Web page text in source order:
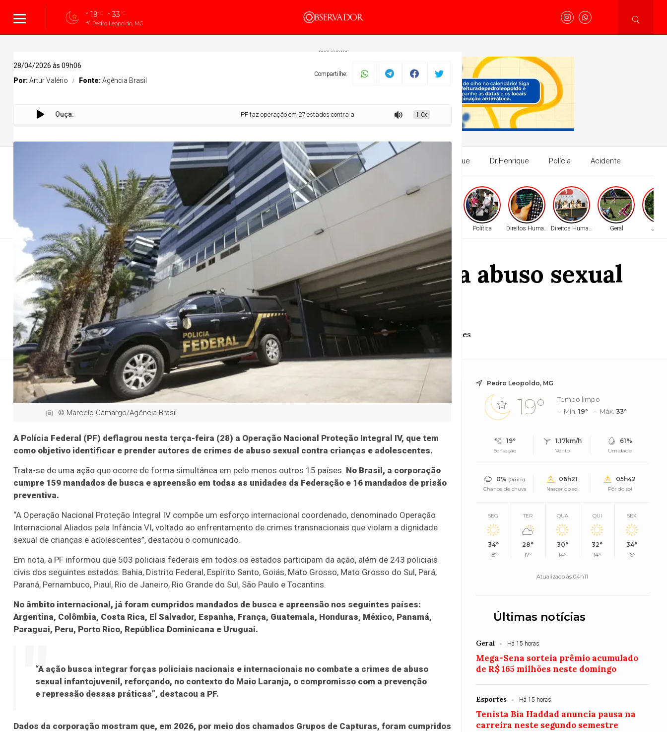
19°C 33°C
Pedro Leopoldo, MG
PUBLICIDADE
Cidades Entretenimento Tecnologia Economia Dom Walmor Dr.Henrique Dr.Henrique Polícia Acidente
Geral Esportes Saúde Geral Justiça Direitos Humanos Coluna MG Saúde Política Direitos HumanosDireitos Humanos Geral
PF faz operação em 27 estados contra abuso sexual
infantojuvenil
Ação integra investigação internacional que ocorre em outros 15 países
28/04/2026 às 09h06
Por:Artur Valério Fonte:Agência Brasil
Compartilhe:
Ouça: PF faz operação em 27 estados contra abuso sexual infantojuvenil 1.0x
© Marcelo Camargo/Agência Brasil
A Polícia Federal (PF) deflagrou nesta terça-feira (28) a Operação Nacional Proteção Integral IV, que tem
como objetivo identificar e prender autores de crimes de abuso sexual contra crianças e adolescentes.
Trata-se de uma ação que ocorre de forma simultânea em pelo menos outros 15 países. No Brasil, a corporação
cumpre 159 mandados de busca e apreensão em todas as unidades da Federação e 16 mandados de prisão
preventiva.
“A Operação Nacional Proteção Integral IV compõe um esforço internacional coordenado, denominado Operação
Internacional Aliados pela Infância VI, voltado ao enfrentamento de crimes transnacionais que violam a dignidade
sexual de crianças e adolescentes”, destacou o comunicado.
Em nota, a PF informou que 503 policiais federais em todos os estados participam da ação, além de 243 policiais
civis dos seguintes estados: Bahia, Distrito Federal, Espírito Santo, Goiás, Mato Grosso, Mato Grosso do Sul, Pará,
Paraná, Pernambuco, Piauí, Rio de Janeiro, Rio Grande do Sul, São Paulo e Tocantins.
No âmbito internacional, já foram cumpridos mandados de busca e apreensão nos seguintes países:
Argentina, Colômbia, Costa Rica, El Salvador, Espanha, França, Guatemala, Honduras, México, Panamá,
Paraguai, Peru, Porto Rico, República Dominicana e Uruguai.
“A ação busca integrar forças policiais nacionais e internacionais no combate a crimes de abuso
sexual infantojuvenil, reforçando, no contexto do Maio Laranja, o compromisso com a prevenção
e repressão dessas práticas”, destacou a PF.
Dados da corporação mostram que, em 2026, por meio dos chamados Grupos de Capturas, foram cumpridos
Pedro Leopoldo, MG
19°
Tempo limpo
Mín.19° Máx.33°
19°
Sensação
1.17km/h
Vento
61%
Umidade
0% (0mm)
Chance de chuva
06h21
Nascer do sol
05h42
Pôr do sol
SEG
34°
18°
TER
28°
17°
QUA
30°
14°
QUI
32°
14°
SEX
34°
16°
Atualizado às 04h11
Últimas notícias
Geral Há 15 horas
Mega-Sena sorteia prêmio acumulado
de R$ 165 milhões neste domingo
Esportes Há 15 horas
Tenista Bia Haddad anuncia pausa na
carreira neste segundo semestre